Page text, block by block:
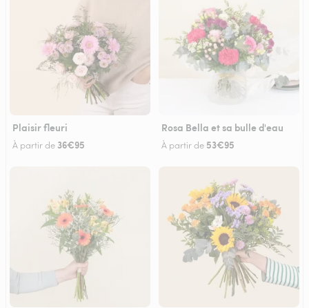
Plaisir fleuri
À partir de 36€95
Rosa Bella et sa bulle d'eau
À partir de 53€95